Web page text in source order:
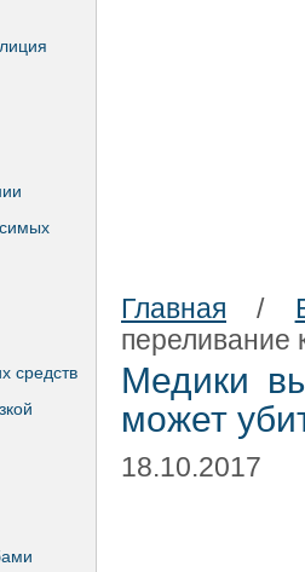
средств
Главная /
переливание
Медики
может
18.10.2017